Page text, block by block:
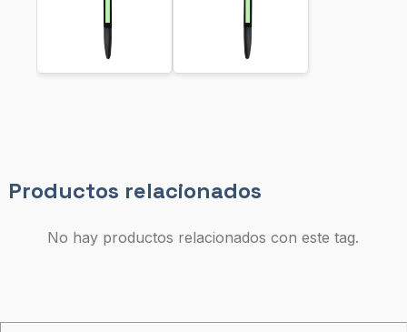
Productos relacionados
No hay productos relacionados con este tag.